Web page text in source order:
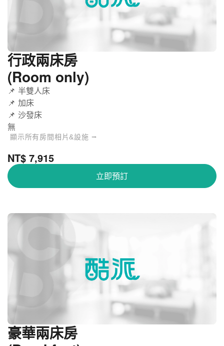
行政兩床房
(Room only)
📌 半雙人床
📌 加床
📌 沙發床
無
顯示所有房間相片&設施 ⭢
NT$ 7,915
立即預訂
豪華兩床房